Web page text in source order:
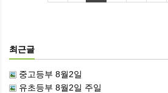
최근글
중고등부 8월2일
유초등부 8월2일 주일